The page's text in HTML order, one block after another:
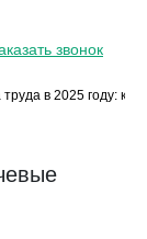
звонок
в 2025 году: